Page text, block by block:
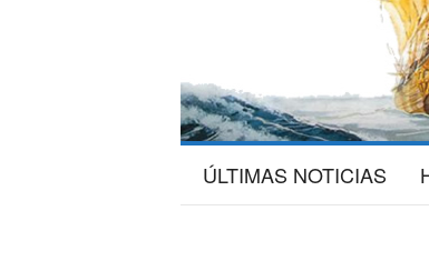
G
ÚLTIMAS NOTICIAS